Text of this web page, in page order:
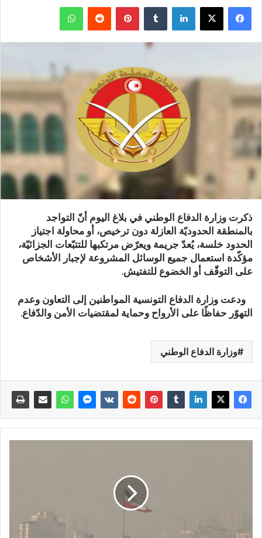
فيسبوك X لينكدإن بينتيريست واتساب
ذكرت وزارة الدفاع الوطني في بلاغ اليوم أنّ التواجد
بالمنطقة الحدوديّة العازلة دون ترخيص، أو محاولة اجتياز
الحدود خلسة، يُعدّ جريمة ويعرّض مرتكبها للتتبّعات الجزائيّة،
مؤكّدة استعمال جميع الوسائل المشروعة لإجبار الأشخاص
على التوقّف أو الخضوع للتفتيش.
ودعت وزارة الدفاع التونسية المواطنين إلى التعاون وعدم
التهوّر حفاظًا على الأرواح وحماية لمقتضيات الأمن والدّفاع.
وزارة الدفاع الوطني